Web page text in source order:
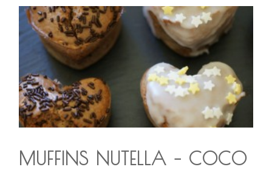
MUFFINS NUTELLA – COCO